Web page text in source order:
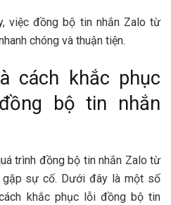
việc đồng bộ tin nhắn Zalo từ
chóng và thuận tiện.
cách khắc phục
bộ tin nhắn
trình đồng bộ tin nhắn Zalo từ
sự cố. Dưới đây là một số
khắc phục lỗi đồng bộ tin